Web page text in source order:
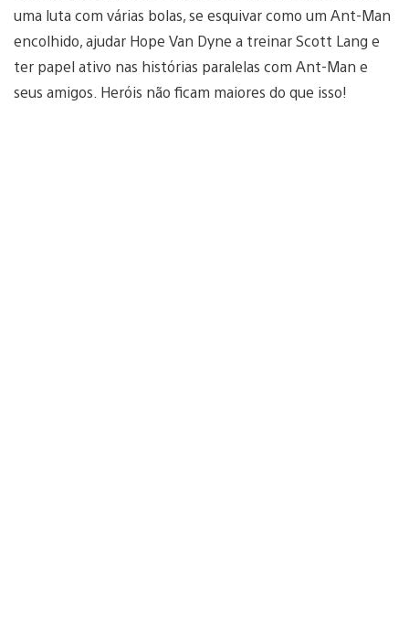
uma luta com várias bolas, se esquivar como um Ant-Man
encolhido, ajudar Hope Van Dyne a treinar Scott Lang e
ter papel ativo nas histórias paralelas com Ant-Man e
seus amigos. Heróis não ficam maiores do que isso!